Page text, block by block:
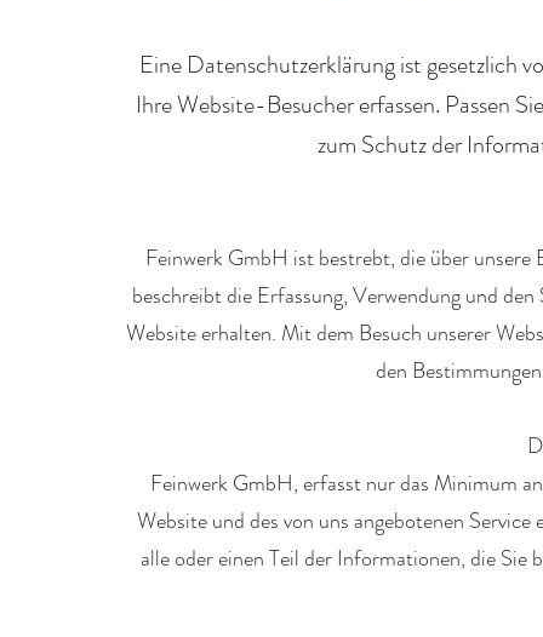
Eine Datenschutzerklärung ist gesetzlich
Ihre Website-Besucher erfassen. Passen
zum Schutz der
Feinwerk GmbH ist bestrebt, die über
beschreibt die Erfassung, Verwendung und
Website erhalten. Mit dem Besuch unserer
den
Feinwerk GmbH, erfasst nur das Minimum
Website und des von uns angebotenen
alle oder einen Teil der Informationen, die